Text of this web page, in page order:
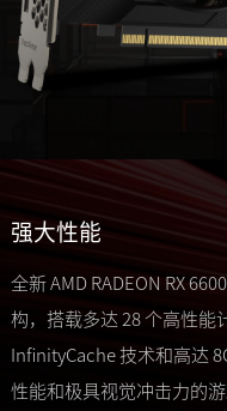
强大性能
全新 AMD RADEON RX
构，搭载多达 28 个高性能
InfinityCache 技术和高达
性能和极具视觉冲击力的